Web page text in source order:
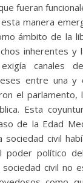
fueran
manera
ámbito de la
inherentes y
canales de
entre una y
el parlamento,
Esta
de la Edad
sociedad civil
poder político
civil no